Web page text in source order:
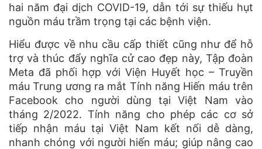
hai năm đại dịch COVID-19, dẫn tới sự thiếu hụt
nguồn máu trầm trọng tại các bệnh viện.
Hiểu được về nhu cầu cấp thiết cũng như để hỗ
trợ và thúc đẩy nghĩa cử cao đẹp này, Tập đoàn
Meta đã phối hợp với Viện Huyết học – Truyền
máu Trung ương ra mắt Tính năng Hiến máu trên
Facebook cho người dùng tại Việt Nam vào
tháng 2/2022. Tính năng cho phép các cơ sở
tiếp nhận máu tại Việt Nam kết nối dễ dàng,
nhanh chóng với người hiến máu; giúp nâng cao